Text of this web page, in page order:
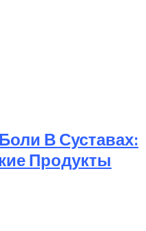
В Суставах:
Продукты